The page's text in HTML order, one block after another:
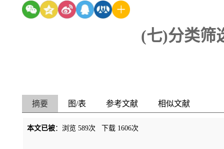
(七)分类筛
摘要 图/表 参考文献 相似文献
本文已被：浏览 589次 下载 1606次